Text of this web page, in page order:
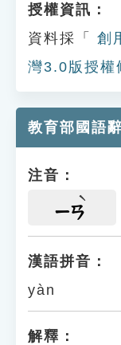
授權資訊：
資料採「
創
灣3.0版授權
教育部國語
注音：
ㄧㄢ
漢語拼音：
yàn
解釋：